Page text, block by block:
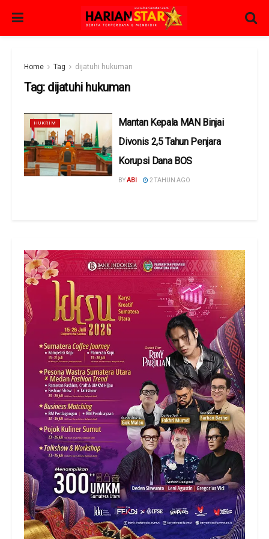
Home Tag dijatuhi hukuman
Tag: dijatuhi hukuman
HUKRIM
Mantan Kepala MAN Binjai
Divonis 2,5 Tahun Penjara
Korupsi Dana BOS
BYABI 2 TAHUN AGO